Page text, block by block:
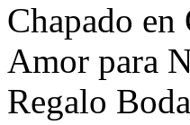
Chapado
Amor para
Regalo